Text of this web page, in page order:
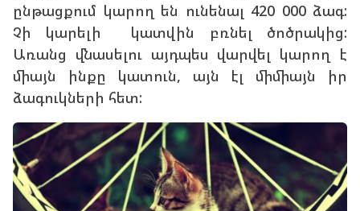
ընթացքում կարող են ունենալ 420 000 ձագ:
Չի կարելի կատվին բռնել ծոծրակից:
Առանց վնասելու այդպես վարվել կարող է
միայն ինքը կատուն, այն էլ միմիայն իր
ձագուկների հետ: